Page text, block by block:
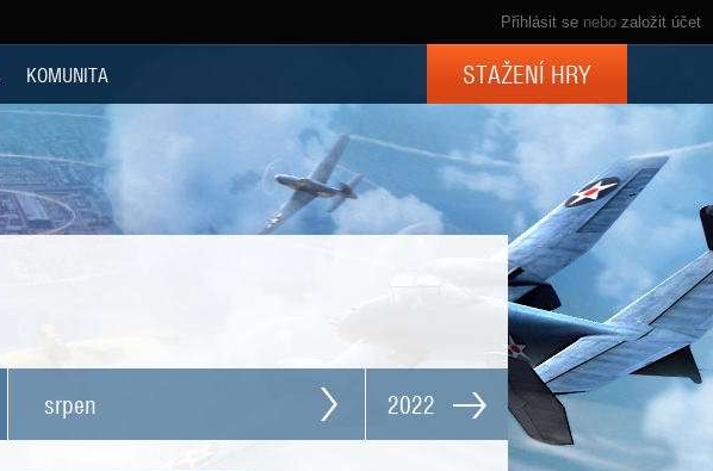
Přihlásit se nebo založit účet
KOMUNITA STAŽENÍ HRY
srpen 2022